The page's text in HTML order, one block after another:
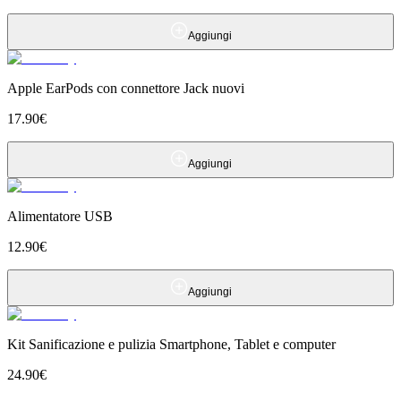
Aggiungi
Apple EarPods con connettore Jack nuovi
17.90€
Aggiungi
Alimentatore USB
12.90€
Aggiungi
Kit Sanificazione e pulizia Smartphone, Tablet e computer
24.90€